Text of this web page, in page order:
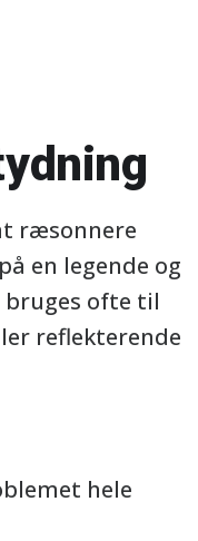
ræsonnere
en legende og
bruges ofte til
reflekterende
hele